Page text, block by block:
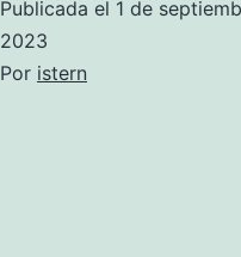
Publicada el 1 de
2023
Por istern